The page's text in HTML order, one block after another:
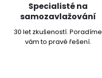
Specialisté na
samozavlažování
30 let zkušeností. Poradíme
vám to pravé řešení.